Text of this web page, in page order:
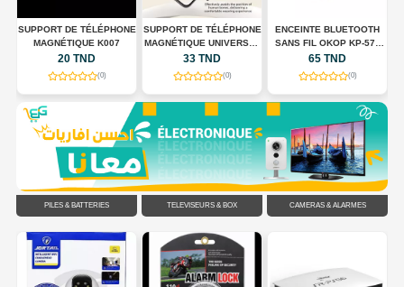
SUPPORT DE TÉLÉPHONE
MAGNÉTIQUE K007
20 TND
(0)
SUPPORT DE TÉLÉPHONE
MAGNÉTIQUE UNIVERSEL
POUR TOUR DE COU
FLEXIBLE
33 TND
(0)
ENCEINTE BLUETOOTH
SANS FIL OKOP KP-577
AVEC CHARGEUR SANS
FIL, HORLOGE LED ET
ÉCLAIRAGE RGB
65 TND
(0)
PILES & BATTERIES TÉLÉVISEURS & BOX CAMÉRAS & ALARMES